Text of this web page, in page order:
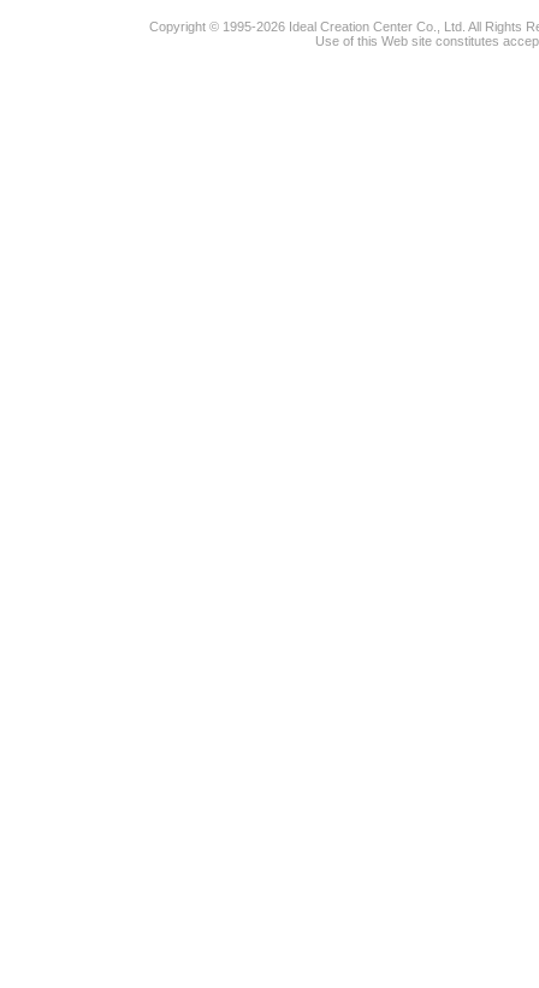
Copyright © 1995-2026 Ideal Creation Center Co., Ltd. All Rights
Use of this Web site constitutes